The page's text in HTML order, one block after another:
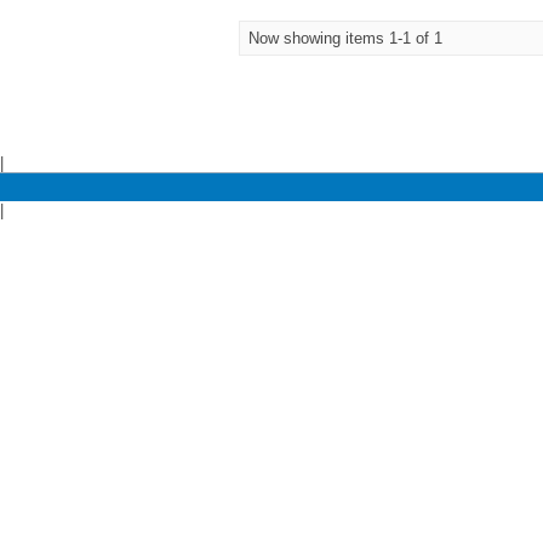
Now showing items 1-1 of 1